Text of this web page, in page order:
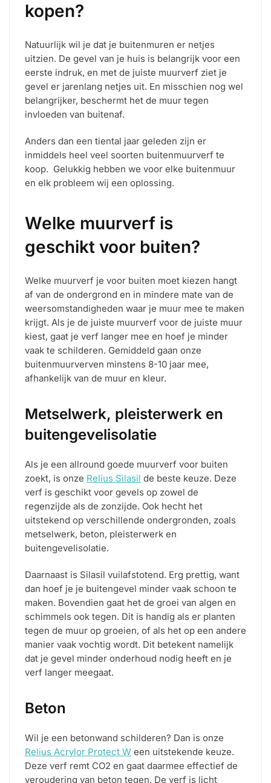
kopen?
Natuurlijk wil je dat je buitenmuren er netjes
uitzien. De gevel van je huis is belangrijk voor een
eerste indruk, en met de juiste muurverf ziet je
gevel er jarenlang netjes uit. En misschien nog wel
belangrijker, beschermt het de muur tegen
invloeden van buitenaf.
Anders dan een tiental jaar geleden zijn er
inmiddels heel veel soorten buitenmuurverf te
koop. Gelukkig hebben we voor elke buitenmuur
en elk probleem wij een oplossing.
Welke muurverf is
geschikt voor buiten?
Welke muurverf je voor buiten moet kiezen hangt
af van de ondergrond en in mindere mate van de
weersomstandigheden waar je muur mee te maken
krijgt. Als je de juiste muurverf voor de juiste muur
kiest, gaat je verf langer mee en hoef je minder
vaak te schilderen. Gemiddeld gaan onze
buitenmuurverven minstens 8-10 jaar mee,
afhankelijk van de muur en kleur.
Metselwerk, pleisterwerk en
buitengevelisolatie
Als je een allround goede muurverf voor buiten
zoekt, is onze Relius Silasil de beste keuze. Deze
verf is geschikt voor gevels op zowel de
regenzijde als de zonzijde. Ook hecht het
uitstekend op verschillende ondergronden, zoals
metselwerk, beton, pleisterwerk en
buitengevelisolatie.
Daarnaast is Silasil vuilafstotend. Erg prettig, want
dan hoef je je buitengevel minder vaak schoon te
maken. Bovendien gaat het de groei van algen en
schimmels ook tegen. Dit is handig als er planten
tegen de muur op groeien, of als het op een andere
manier vaak vochtig wordt. Dit betekent namelijk
dat je gevel minder onderhoud nodig heeft en je
verf langer meegaat.
Beton
Wil je een betonwand schilderen? Dan is onze
Relius Acrylor Protect W een uitstekende keuze.
Deze verf remt CO2 en gaat daarmee effectief de
veroudering van beton tegen. De verf is licht